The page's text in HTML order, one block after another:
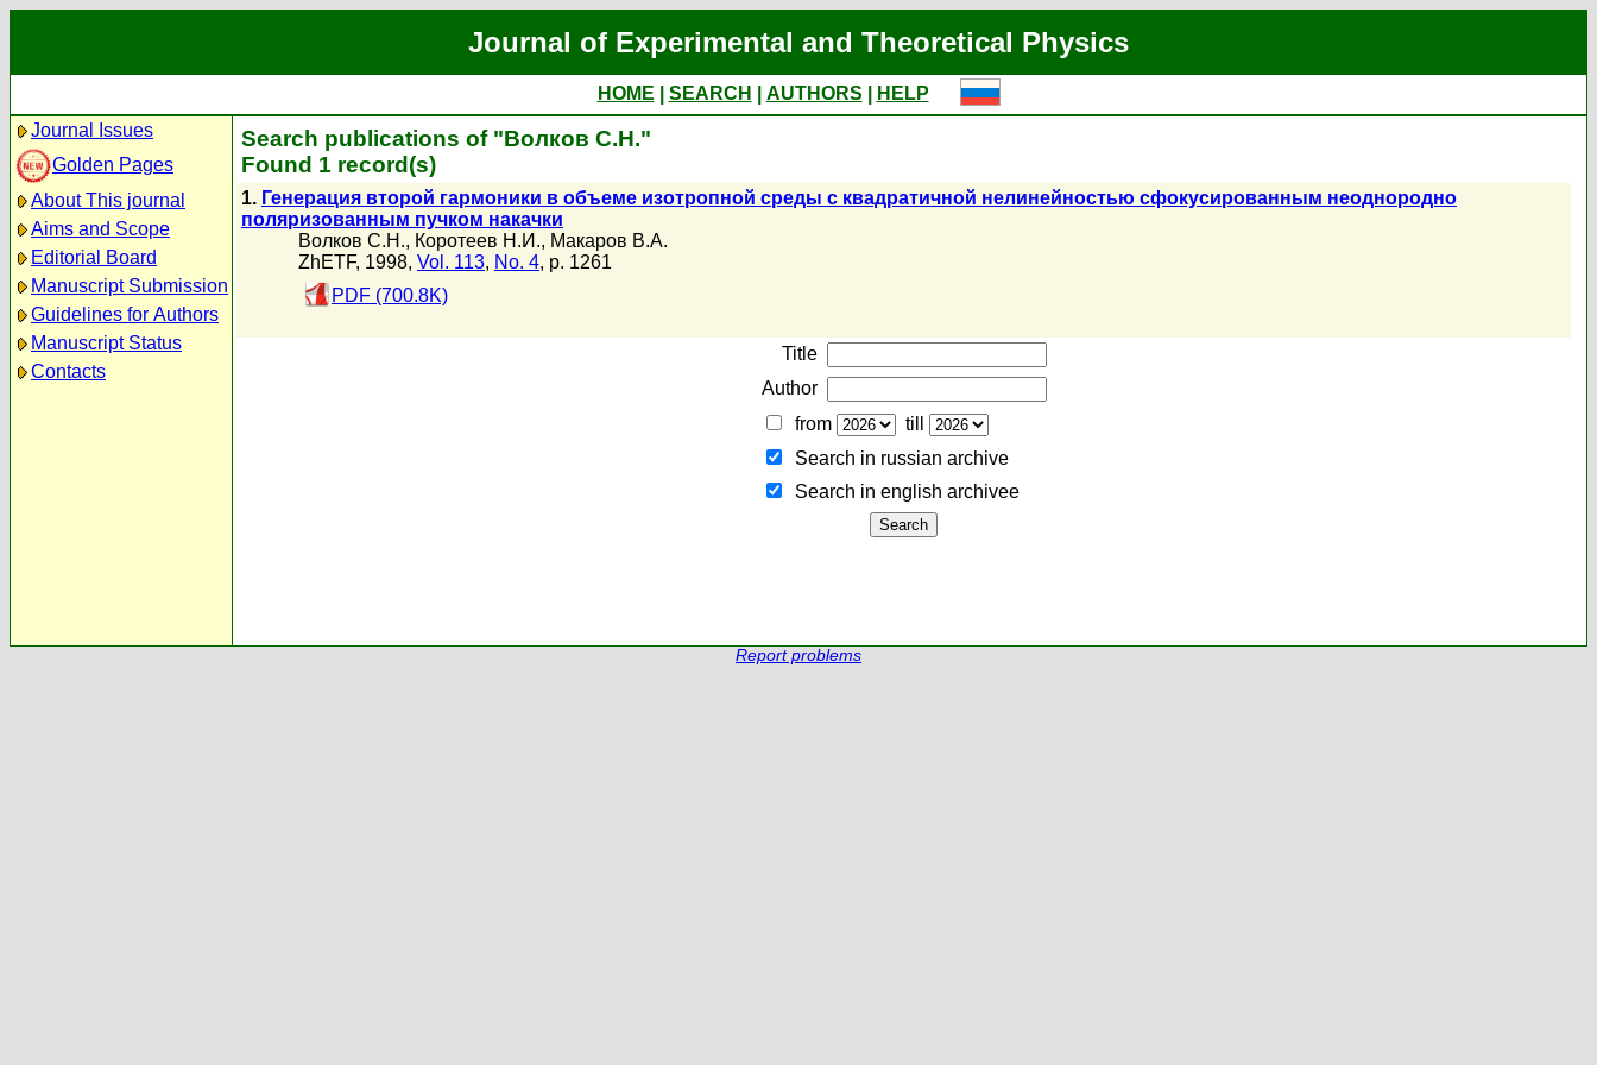
Journal of Experimental and Theoretical Physics
HOME SEARCH AUTHORS
HELP
Journal Issues
Golden Pages
About This journal
Aims and Scope
Editorial Board
Manuscript Submission
Guidelines for Authors
Manuscript Status
Contacts
Search publications of "Волков С.Н."
Found 1 record(s)
1. Генерация второй гармоники в объеме изотропной среды с квадратичной нелинейностью сфокусированным неоднородно
поляризованным пучком накачки
Волков С.Н., Коротеев Н.И., Макаров В.А.
ZhETF, 1998, Vol. 113, No. 4, p. 1261
PDF (700.8K)
Title
Author
from
till
Search in russian archive
Search in english archiveе
Report problems